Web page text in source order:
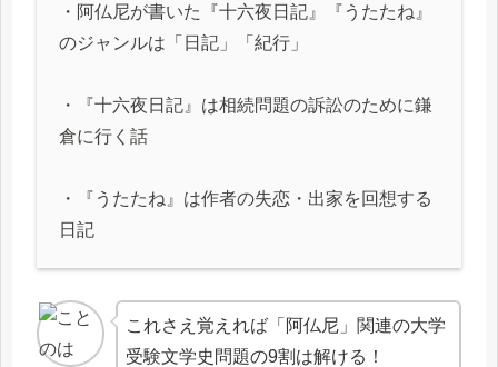
・阿仏尼が書いた『十六夜日記』『うたたね』
のジャンルは「日記」「紀行」
・『十六夜日記』は相続問題の訴訟のために鎌
倉に行く話
・『うたたね』は作者の失恋・出家を回想する
日記
これさえ覚えれば「阿仏尼」関連の大学
受験文学史問題の9割は解ける！